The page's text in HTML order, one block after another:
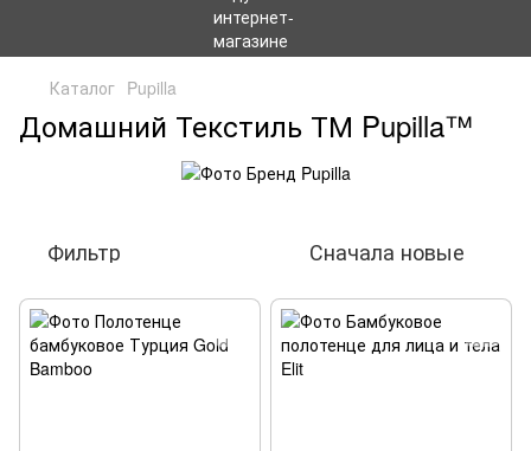
Каталог Pupilla
Домашний Текстиль ТМ Pupilla™
Фильтр Сначала новые